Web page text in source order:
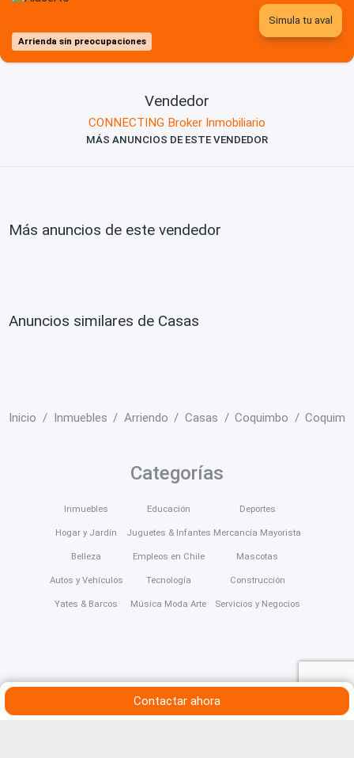
Arrienda sin preocupaciones
Simula tu aval
Vendedor
CONNECTING Broker Inmobiliario
MÁS ANUNCIOS DE ESTE VENDEDOR
Más anuncios de este vendedor
Anuncios similares de Casas
Inicio Inmuebles Arriendo Casas Coquimbo
Contactar ahora
Categorías
Inmuebles
Hogar y Jardín
Belleza
Autos y Vehículos
Yates & Barcos
Educación
Juguetes & Infantes
Empleos en Chile
Tecnología
Música Moda Arte
Deportes
Mercancía Mayorista
Mascotas
Construcción
Servicios y Negocios